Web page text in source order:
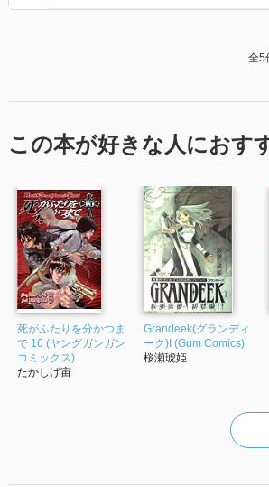
全5
この本が好きな人におす
死がふたりを分かつま
で 16 (ヤングガンガン
コミックス)
たかしげ宙
Grandeek(グランディ
ーク)I (Gum Comics)
桜瀬琥姫